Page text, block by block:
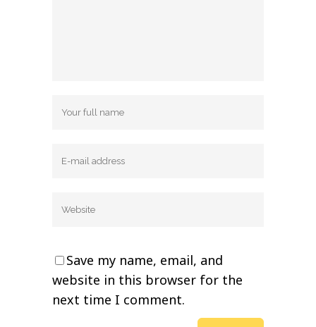
Save my name, email, and
website in this browser for the
next time I comment.